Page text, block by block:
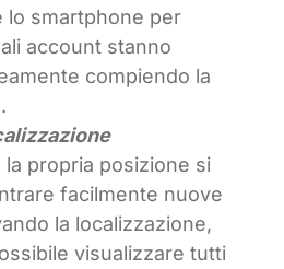
lo smartphone per
account stanno
compiendo la
la propria posizione si
facilmente nuove
la localizzazione,
visualizzare tutti